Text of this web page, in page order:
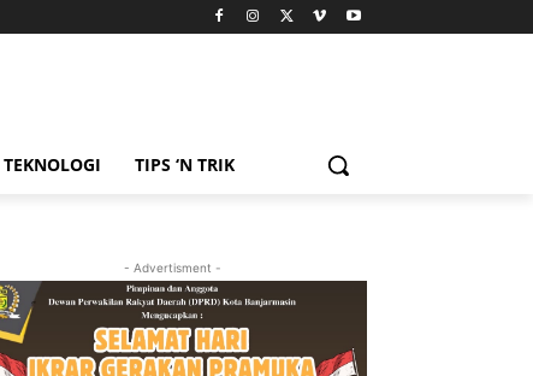
TEKNOLOGI TIPS ‘N TRIK
- Advertisment -